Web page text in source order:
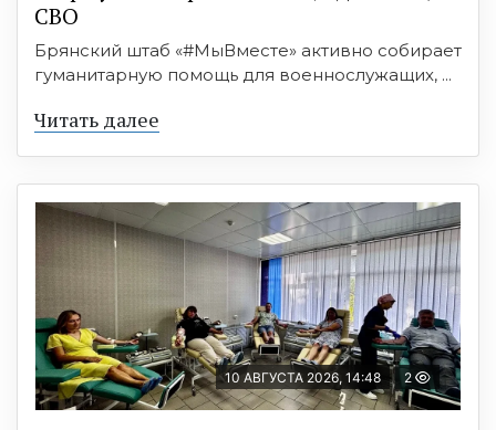
СВО
Брянский штаб «#МыВместе» активно собирает
гуманитарную помощь для военнослужащих, ...
Читать далее
10 АВГУСТА 2026, 14:48 2